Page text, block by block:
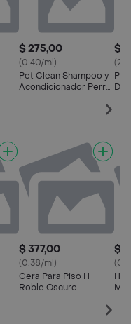
$ 275,00
(0.40/ml)
Pet Clean Shampoo y
Acondicionador Perro
$
$ 377,00
(0.38/ml)
Cera Para Piso H
Roble Oscuro
$
H